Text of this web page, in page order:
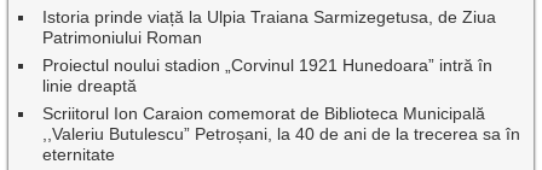
Istoria prinde viață la Ulpia Traiana Sarmizegetusa, de Ziua
Patrimoniului Roman
Proiectul noului stadion „Corvinul 1921 Hunedoara” intră în
linie dreaptă
Scriitorul Ion Caraion comemorat de Biblioteca Municipală
,,Valeriu Butulescu” Petroșani, la 40 de ani de la trecerea sa în
eternitate